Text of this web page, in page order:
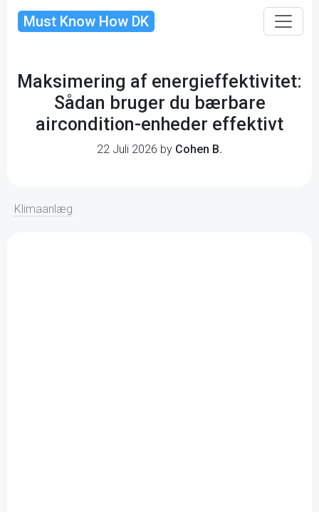
Must Know How DK
Maksimering af energieffektivitet:
Sådan bruger du bærbare
aircondition-enheder effektivt
22 Juli 2026 by Cohen B.
Klimaanlæg